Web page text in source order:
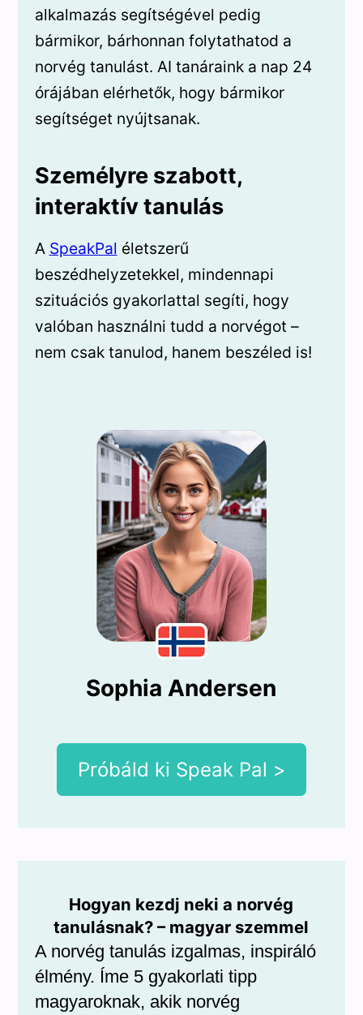
alkalmazás segítségével pedig
bármikor, bárhonnan folytathatod a
norvég tanulást. AI tanáraink a nap 24
órájában elérhetők, hogy bármikor
segítséget nyújtsanak.
Személyre szabott,
interaktív tanulás
A SpeakPal életszerű
beszédhelyzetekkel, mindennapi
szituációs gyakorlattal segíti, hogy
valóban használni tudd a norvégot –
nem csak tanulod, hanem beszéled is!
Sophia Andersen
Próbáld ki Speak Pal >
Hogyan kezdj neki a norvég
tanulásnak? – magyar szemmel
A norvég tanulás izgalmas, inspiráló
élmény. Íme 5 gyakorlati tipp
magyaroknak, akik norvég